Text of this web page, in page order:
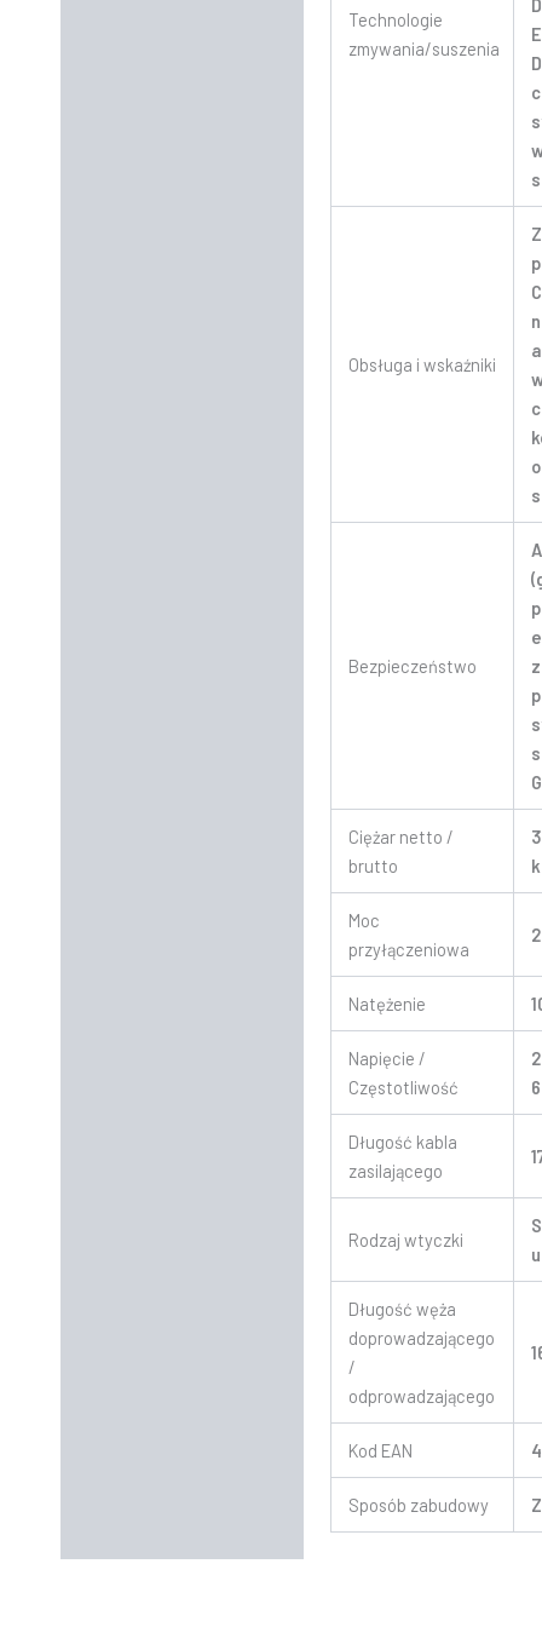
Technologie
zmywania/suszenia
Obsługa i wskaźniki
Bezpieczeństwo
Ciężar netto /
brutto
Moc
przyłączeniowa
Natężenie
Napięcie /
Częstotliwość
Długość kabla
zasilającego
Rodzaj wtyczki
Długość węża
doprowadzającego
/
odprowadzającego
Kod EAN
Sposób zabudowy